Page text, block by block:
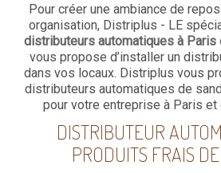
Pour créer une ambiance de
organisation, Distriplus - LE
distributeurs automatiques à Paris
vous propose d’installer un
dans vos locaux. Distriplus vous
distributeurs automatiques de
pour votre entreprise à Paris et
DISTRIBUTEUR
PRODUITS FRAIS